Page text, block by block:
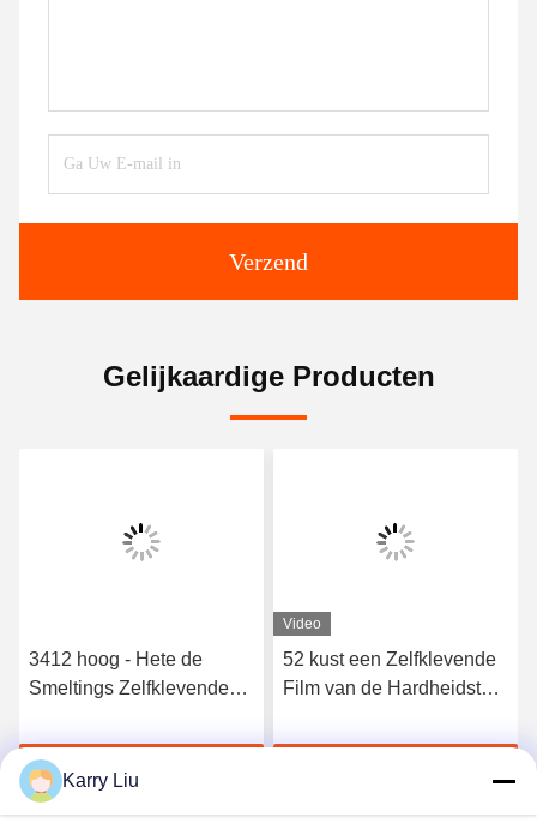
Verzend
Gelijkaardige Producten
3412 hoog - Hete de
Smeltings Zelfklevende
Elastische Polyurethaan
Krijg Beste Prijs
Video
52 kust een Zelfklevende
Film van de Hardheidstpu
Naadloos Ondergoed
Karry Liu